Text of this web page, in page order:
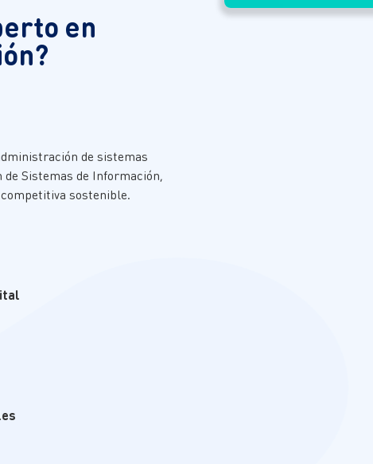
en
de sistemas
de Sistemas de Información,
sostenible.